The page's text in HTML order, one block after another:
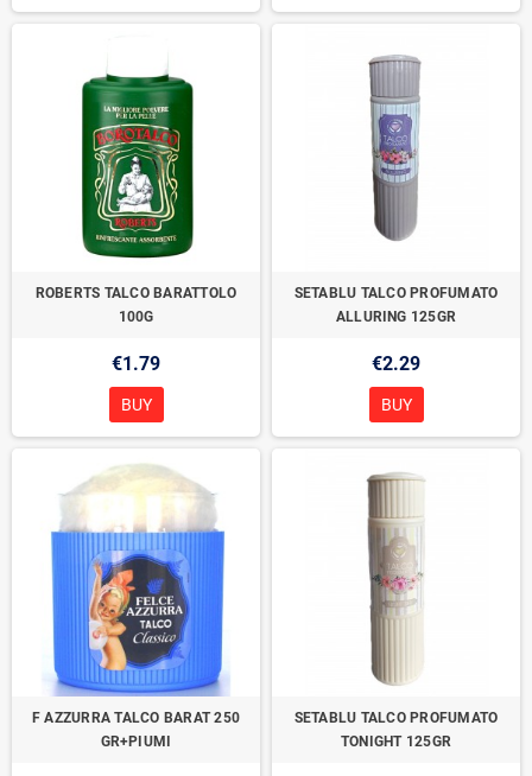
ROBERTS TALCO BARATTOLO
100G
€1.79
BUY
SETABLU TALCO PROFUMATO
ALLURING 125GR
€2.29
BUY
F AZZURRA TALCO BARAT 250
GR+PIUMI
SETABLU TALCO PROFUMATO
TONIGHT 125GR